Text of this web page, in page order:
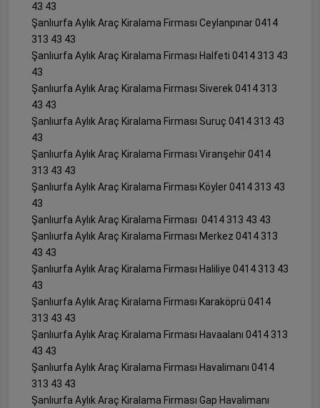
43 43
Şanlıurfa Aylık Araç Kiralama Firması Ceylanpınar 0414
313 43 43
Şanlıurfa Aylık Araç Kiralama Firması Halfeti 0414 313 43
43
Şanlıurfa Aylık Araç Kiralama Firması Siverek 0414 313
43 43
Şanlıurfa Aylık Araç Kiralama Firması Suruç 0414 313 43
43
Şanlıurfa Aylık Araç Kiralama Firması Viranşehir 0414
313 43 43
Şanlıurfa Aylık Araç Kiralama Firması Köyler 0414 313 43
43
Şanlıurfa Aylık Araç Kiralama Firması 0414 313 43 43
Şanlıurfa Aylık Araç Kiralama Firması Merkez 0414 313
43 43
Şanlıurfa Aylık Araç Kiralama Firması Haliliye 0414 313 43
43
Şanlıurfa Aylık Araç Kiralama Firması Karaköprü 0414
313 43 43
Şanlıurfa Aylık Araç Kiralama Firması Havaalanı 0414 313
43 43
Şanlıurfa Aylık Araç Kiralama Firması Havalimanı 0414
313 43 43
Şanlıurfa Aylık Araç Kiralama Firması Gap Havalimanı